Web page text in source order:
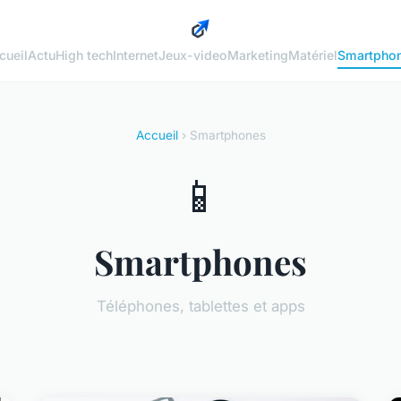
ActuHigh techInternetJeux-videoMarketingMatériel
Accueil› Smartphones
📱
Smartphones
Téléphones, tablettes et apps